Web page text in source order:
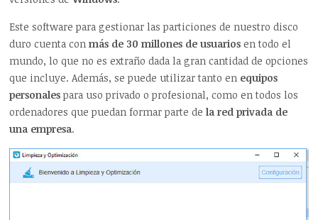
Este software para gestionar las particiones de nuestro disco
duro cuenta conmás de 30 millones de usuarios en todo el
mundo, lo que no es extraño dada la gran cantidad de opciones
que incluye. Además, se puede utilizar tanto en equipos
personalespara uso privado o profesional, como en todos los
ordenadores que puedan formar parte dela red privada de
una empresa.